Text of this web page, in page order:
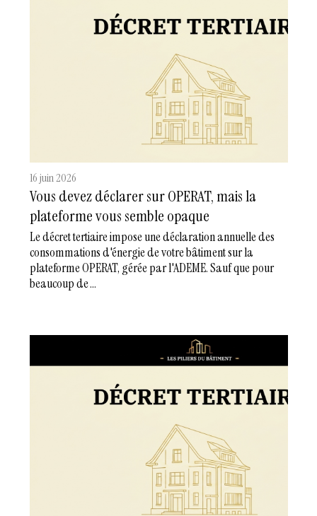
16 juin 2026
Vous devez déclarer sur OPERAT, mais la
plateforme vous semble opaque
Le décret tertiaire impose une déclaration annuelle des
consommations d'énergie de votre bâtiment sur la
plateforme OPERAT, gérée par l'ADEME. Sauf que pour
beaucoup de ...